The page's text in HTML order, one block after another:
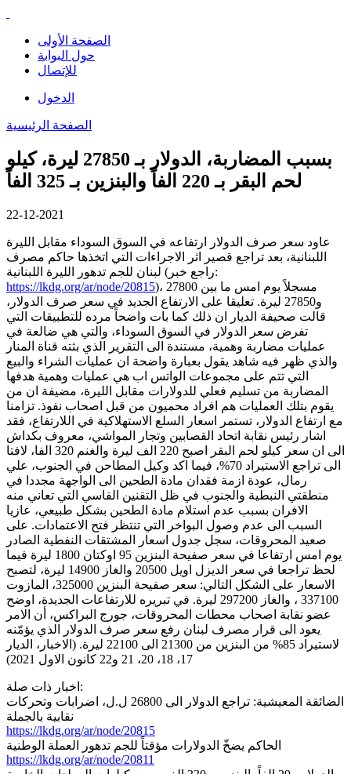
الصفحة الأولى
حول البوابة
للإتصال
الدخول
الصفحة الرئيسية
بسبب المضاربة، الدولار بـ 27850 ليرة، كيلو
لحم البقر بـ 220 الفاً والبنزين بـ 325 الفاً
22-12-2021
عاود سعر صرف الدولار ارتفاعه في السوق السوداء مقابل الليرة
اللبنانية، بعد تراجع قصير اثر الاجراءات التي اتخذها حاكم مصرف
لبنان للجم تدهور الليرة اللبنانية (راجع خبر:
https://lkdg.org/ar/node/20815)، مسجلاً يوم امس ما بين 27800
و27850 ليرة. تعليقا على الارتفاع الجديد في سعر صرف الدولار،
قالت صحيفة الديار ان ذلك كما بات واضحاً مرده للتطبيقات التي
تفرض سعر الدولار في السوق السوداء، والتي هي ضالعة في
عمليات مضاربة وهمية، مستندة الى التقرير الذي بثته قناة المنار
والذي ظهر فيه شاهد يقول بعبارة واضحة ان عمليات الشراء والبيع
التي تتم على مجموعات الواتس اب هي عمليات وهمية هدفها
المضاربة من تسليم فعلي للدولارات مقابل الليرة، مضيفة ان من
يقوم بتلك العمليات هم افراد محميون من قبل اصحاب نفوذ. تزامنا
مع ارتفاع الدولار، تستمر اسعار السلع الاستهلاكية في اللارتفاع، فقد
اشار رئيس نقابة اتحاد القصابين وتجار المواشي، معروف بكداش
الى ان سعر كيلو لحم البقر اصبح 220 الف ليرة والغنم 320 الفا، لافتا
الى تراجع الاستيراد 70%، فيما اكد وكيل المطاحن في الجنوب، علي
رمال، عودة ازمة فقدان مادة الطحين الى الواجهة مجددا في
منطقتي النبطية والجنوب في ظل التقنين القاسي التي تعاني منه
الافران بسبب عدم استلام مادة الطحين بشكل طبيعي، عازيا
السبب الى عدم وصول البواخر التي تنتظر فتح الاعتمادات. على
صعيد المحروقات، سجل جدول اسعار المشتقات النفطية الصادر
يوم امس ارتفاعا في سعر صفيحة البنزين 95 اوكتان 1800 ليرة فيما
لحظ تراجعا في سعر الديزل اويل 20500 والغاز 14900 ليرة، لتصبح
الاسعار على الشكل التالي: سعر صفيحة البنزين 325000، المازوت
337100 ، والغاز 297200 ليرة. في تبريره للارتفاعات الجديدة، اوضح
عضو نقابة اصحاب محطات المحروقات، جورج البراكس، أن الامر
يعود الى قرار مصرف لبنان رفع سعر صرف الدولار الذي يؤمّنه
لاستيراد 85% من البنزين من 21300 الى 22100 ليرة. (الاخبار، الديار
17، 18، 20، 21 و22 كانون الاول 2021)
اخبار ذات صلة:
الضائقة المعيشية: تراجع الدولار الى 26800 ل.ل، اضرابات وتحركات
نقابية بالجملة
https://lkdg.org/ar/node/20815
الحاكم يضخّ الدولارات مؤقتاً للجم تدهور العملة الوطنية
https://lkdg.org/ar/node/20811